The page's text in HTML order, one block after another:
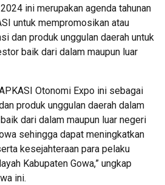
ini merupakan agenda tahunan
untuk mempromosikan atau
dan produk unggulan daerah untuk
baik dari dalam maupun luar
Otonomi Expo ini sebagai
produk unggulan daerah dalam
dari dalam maupun luar negeri
sehingga dapat meningkatkan
kesejahteraan para pelaku
Kabupaten Gowa,” ungkap
ini.